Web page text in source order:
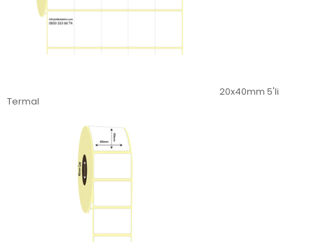
20x40mm 5'li
Termal